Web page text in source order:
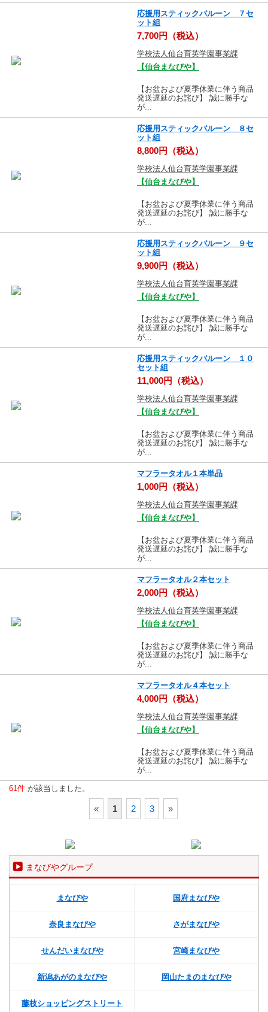
応援用スティックバルーン ７セ
ット組
7,700円（税込）
学校法人仙台育英学園事業課
【仙台まなびや】
【お盆および夏季休業に伴う商品
発送遅延のお詫び】 誠に勝手な
が...
応援用スティックバルーン ８セ
ット組
8,800円（税込）
学校法人仙台育英学園事業課
【仙台まなびや】
【お盆および夏季休業に伴う商品
発送遅延のお詫び】 誠に勝手な
が...
応援用スティックバルーン ９セ
ット組
9,900円（税込）
学校法人仙台育英学園事業課
【仙台まなびや】
【お盆および夏季休業に伴う商品
発送遅延のお詫び】 誠に勝手な
が...
応援用スティックバルーン １０
セット組
11,000円（税込）
学校法人仙台育英学園事業課
【仙台まなびや】
【お盆および夏季休業に伴う商品
発送遅延のお詫び】 誠に勝手な
が...
マフラータオル１本単品
1,000円（税込）
学校法人仙台育英学園事業課
【仙台まなびや】
【お盆および夏季休業に伴う商品
発送遅延のお詫び】 誠に勝手な
が...
マフラータオル２本セット
2,000円（税込）
学校法人仙台育英学園事業課
【仙台まなびや】
【お盆および夏季休業に伴う商品
発送遅延のお詫び】 誠に勝手な
が...
マフラータオル４本セット
4,000円（税込）
学校法人仙台育英学園事業課
【仙台まなびや】
【お盆および夏季休業に伴う商品
発送遅延のお詫び】 誠に勝手な
が...
61件 が該当しました。
« 1 2 3 »
まなびやグループ
まなびや 国府まなびや
奈良まなびや さがまなびや
せんだいまなびや 宮崎まなびや
新潟あがのまなびや 岡山たまのまなびや
藤枝ショッピングストリート